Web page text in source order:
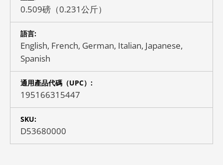
0.509磅（0.231公斤）
語言:
English, French, German, Italian, Japanese,
Spanish
通用產品代碼（UPC）:
195166315447
SKU:
D53680000